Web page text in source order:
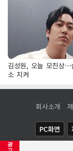
광
김성원, 오늘 모친상…
소 지켜
회사소개
PC화면